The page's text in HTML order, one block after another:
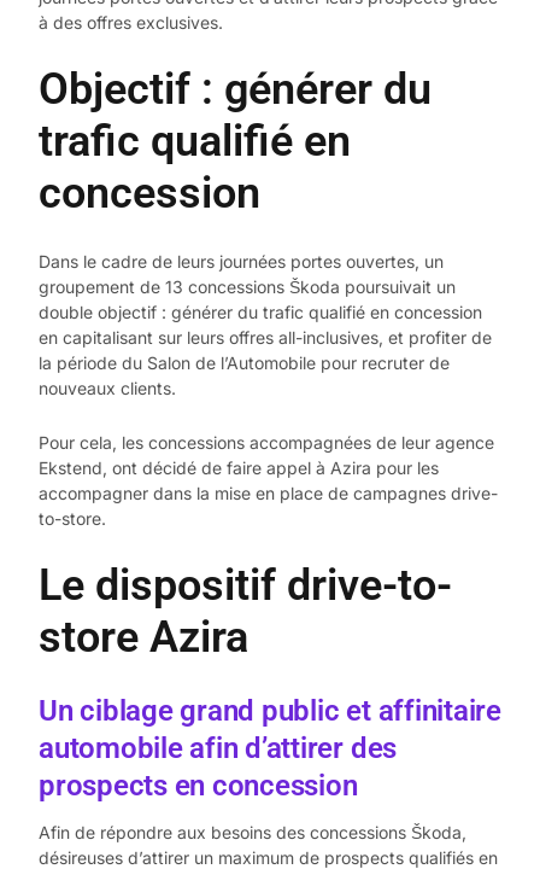
à des offres exclusives.
Objectif : générer du
trafic qualifié en
concession
Dans le cadre de leurs journées portes ouvertes, un
groupement de 13 concessions Škoda poursuivait un
double objectif : générer du trafic qualifié en concession
en capitalisant sur leurs offres all-inclusives, et profiter de
la période du Salon de l’Automobile pour recruter de
nouveaux clients.
Pour cela, les concessions accompagnées de leur agence
Ekstend, ont décidé de faire appel à Azira pour les
accompagner dans la mise en place de campagnes drive-
to-store.
Le dispositif drive-to-
store Azira
Un ciblage grand public et affinitaire
automobile afin d’attirer des
prospects en concession
Afin de répondre aux besoins des concessions Škoda,
désireuses d’attirer un maximum de prospects qualifiés en